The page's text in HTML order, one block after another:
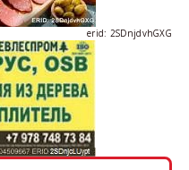
erid: 2SDnjdvhGXG
erid: 2SDnjcLUypt